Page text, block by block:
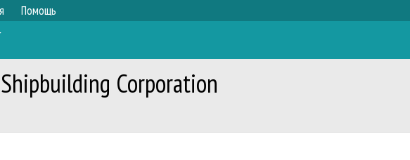
Помощь
Corporation